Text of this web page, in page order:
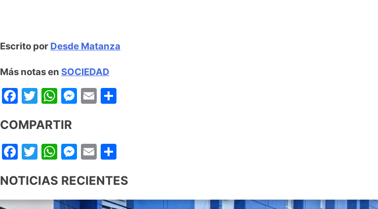
Escrito por Desde Matanza
Más notas en SOCIEDAD
Facebook
Twitter
WhatsApp
Messenger
Email
COMPARTIR
Facebook
Twitter
WhatsApp
Messenger
Email
NOTICIAS RECIENTES